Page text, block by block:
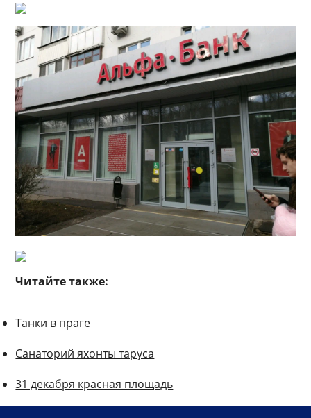
Читайте также:
Танки в праге
Санаторий яхонты таруса
31 декабря красная площадь